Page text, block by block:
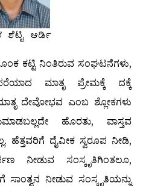
ಕಟ್ಟಿ ನಿಂತಿರುವ ಸಂಘಟನೆಗಳು,
ಮಾತೃ ಪ್ರೇಮಕ್ಕೆ ದಕ್ಕೆ
ದೇವೋಭವ ಎಂಬ ಶ್ಲೋಕಗಳು
ಹೊರತು, ವಾಸ್ತವ
ಹೆತ್ತವರಿಗೆ ದೈವೀಕ ಸ್ವರೂಪ ನೀಡಿ,
ನೀಡುವ ಸಂಸ್ಕೃತಿಗಿಂತಲೂ,
ಸಾಂತ್ವನ ನೀಡುವ ಸಂಸ್ಕೃತಿಯನ್ನು